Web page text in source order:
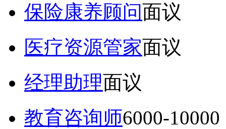
保险康养顾问面议
医疗资源管家面议
经理助理面议
教育咨询师6000-